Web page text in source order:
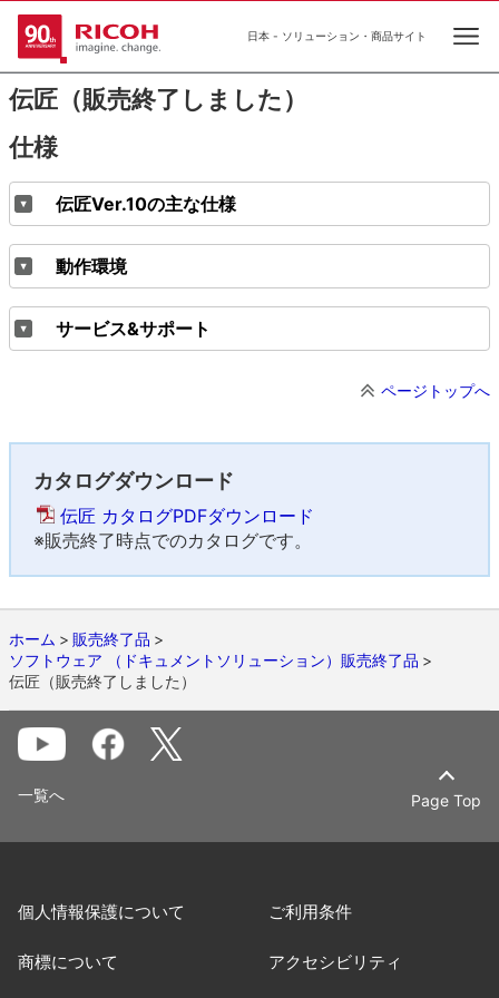
日本 - ソリューション・商品サイト
伝匠（販売終了しました）
仕様
伝匠Ver.10の主な仕様
動作環境
サービス&サポート
ページトップへ
カタログダウンロード
伝匠 カタログPDFダウンロード
※販売終了時点でのカタログです。
ホーム
販売終了品
ソフトウェア （ドキュメントソリューション）販売終了品
伝匠（販売終了しました）
Page Top
一覧へ
個人情報保護について ご利用条件
商標について アクセシビリティ